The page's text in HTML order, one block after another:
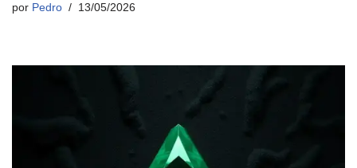
por Pedro 13/05/2026